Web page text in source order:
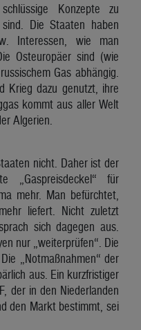
Konzepte zu
Die Staaten haben
Interessen, wie man
Osteuropäer sind (wie
Gas abhängig.
Krieg dazu genutzt, ihre
kommt aus aller Welt
Algerien.
nicht. Daher ist der
„Gaspreisdeckel“ für
mehr. Man befürchtet,
liefert. Nicht zuletzt
sich dagegen aus.
nur „weiterprüfen“. Die
„Notmaßnahmen“ der
aus. Ein kurzfristiger
der in den Niederlanden
den Markt bestimmt, sei